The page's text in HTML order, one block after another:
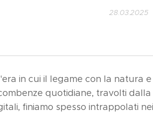
28.03.2025
in cui il legame con la natura
quotidiane, travolti
finiamo spesso intrappolati